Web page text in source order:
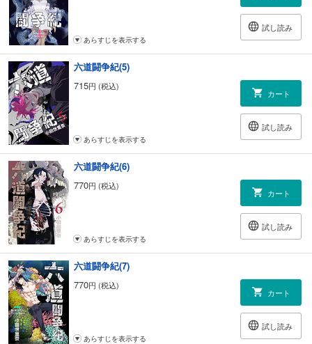
試し読み
あらすじを表示する
六道闘争紀(5)
715円 (税込)
カート
試し読み
あらすじを表示する
六道闘争紀(6)
770円 (税込)
カート
試し読み
あらすじを表示する
六道闘争紀(7)
770円 (税込)
カート
試し読み
あらすじを表示する